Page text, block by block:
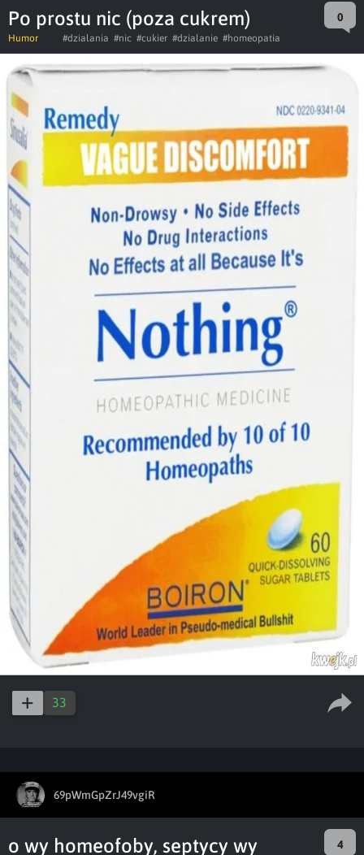
Po prostu nic (poza cukrem) 0
Humor #dzialania #nic #cukier #dzialanie #homeopatia
33
69pWmGpZrJ49vgiR
o wy homeofoby, septycy wy 4